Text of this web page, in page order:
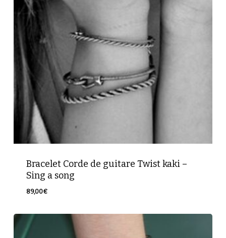
Votre panier est vide.
Bracelet Corde de guitare Twist kaki –
Sing a song
89,00€